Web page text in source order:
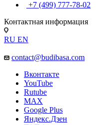
+7 (499) 777-78-02
Контактная информация
RU EN
contact@budibasa.com
Вконтакте
YouTube
Rutube
MAX
Google Plus
Яндекс.Дзен